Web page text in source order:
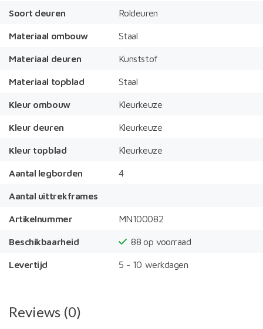
Soort deuren Roldeuren
Materiaal ombouw Staal
Materiaal deuren Kunststof
Materiaal topblad Staal
Kleur ombouw Kleurkeuze
Kleur deuren Kleurkeuze
Kleur topblad Kleurkeuze
Aantal legborden 4
Aantal uittrekframes
Artikelnummer MN100082
Beschikbaarheid 88 op voorraad
Levertijd 5 - 10 werkdagen
Reviews (0)